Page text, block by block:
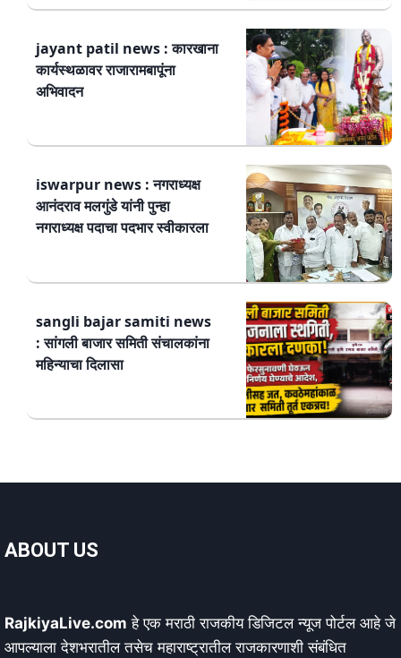
jayant patil news : कारखाना
कार्यस्थळावर राजारामबापूंना
अभिवादन
iswarpur news : नगराध्यक्ष
आनंदराव मलगुंडे यांनी पुन्हा
नगराध्यक्ष पदाचा पदभार स्वीकारला
sangli bajar samiti news
: सांगली बाजार समिती संचालकांना
महिन्याचा दिलासा
ABOUT US
RajkiyaLive.com हे एक मराठी राजकीय डिजिटल न्यूज पोर्टल आहे जे
आपल्याला देशभरातील तसेच महाराष्ट्रातील राजकारणाशी संबंधित